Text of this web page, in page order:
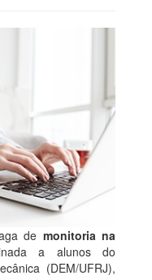
de monitoria na
a alunos do
(DEM/UFRJ),